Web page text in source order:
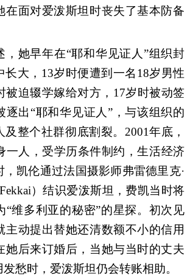
在面对爱泼斯坦时丧失了基本防备
，她早年在“耶和华见证人”组织封
长大，13岁时便遭到一名18岁男性
被迫辍学嫁给对方，17岁时被动签
逐出“耶和华见证人”，与该组织的
整个社群彻底割裂。2001年底，
一人，受学历条件制约，生活经济
凯伦通过法国摄影师弗雷德里克·
）结识爱泼斯坦，费凯当时将
“维多利亚的秘密”的星探。初次见
主动提出替她还清数额不小的信用
她后来订婚后，当她与当时的丈夫
愁时，爱泼斯坦仍会转账相助。